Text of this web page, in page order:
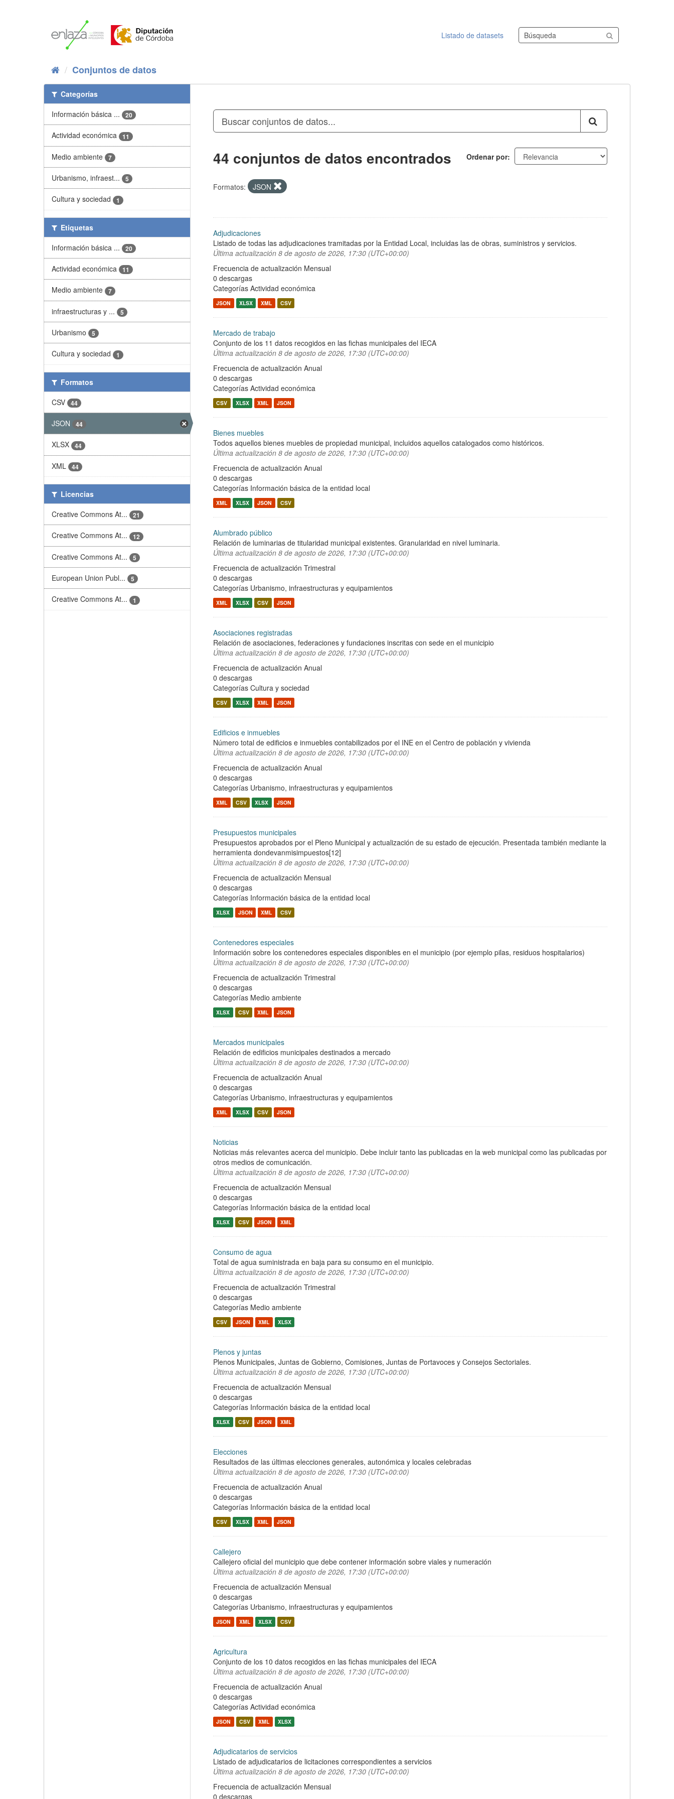
Listado de datasets
Buscar conjuntos de datos
Conjuntos de datos
Categorías
Información básica ...
20
Actividad económica 11
Medio ambiente 7
Urbanismo, infraest... 5
Cultura y sociedad 1
Etiquetas
Información básica ...
20
Actividad económica 11
Medio ambiente 7
infraestructuras y ... 5
Urbanismo 5
Cultura y sociedad 1
Formatos
CSV
44
JSON 44
XLSX 44
XML 44
Licencias
Creative Commons At...
21
Creative Commons At... 12
Creative Commons At... 5
European Union Publ... 5
Creative Commons At... 1
Ordenar por
44 conjuntos de datos encontrados
Formatos: JSON
Adjudicaciones
Listado de todas las adjudicaciones tramitadas por la Entidad Local, incluidas las de obras, suministros y servicios.
Última actualización 8 de agosto de 2026, 17:30 (UTC+00:00)
Frecuencia de actualización Mensual
0 descargas
Categorías Actividad económica
JSON XLSX XML CSV
Mercado de trabajo
Conjunto de los 11 datos recogidos en las fichas municipales del IECA
Última actualización 8 de agosto de 2026, 17:30 (UTC+00:00)
Frecuencia de actualización Anual
0 descargas
Categorías Actividad económica
CSV XLSX XML JSON
Bienes muebles
Todos aquellos bienes muebles de propiedad municipal, incluidos aquellos catalogados como históricos.
Última actualización 8 de agosto de 2026, 17:30 (UTC+00:00)
Frecuencia de actualización Anual
0 descargas
Categorías Información básica de la entidad local
XML XLSX JSON CSV
Alumbrado público
Relación de luminarias de titularidad municipal existentes. Granularidad en nivel luminaria.
Última actualización 8 de agosto de 2026, 17:30 (UTC+00:00)
Frecuencia de actualización Trimestral
0 descargas
Categorías Urbanismo, infraestructuras y equipamientos
XML XLSX CSV JSON
Asociaciones registradas
Relación de asociaciones, federaciones y fundaciones inscritas con sede en el municipio
Última actualización 8 de agosto de 2026, 17:30 (UTC+00:00)
Frecuencia de actualización Anual
0 descargas
Categorías Cultura y sociedad
CSV XLSX XML JSON
Edificios e inmuebles
Número total de edificios e inmuebles contabilizados por el INE en el Centro de población y vivienda
Última actualización 8 de agosto de 2026, 17:30 (UTC+00:00)
Frecuencia de actualización Anual
0 descargas
Categorías Urbanismo, infraestructuras y equipamientos
XML CSV XLSX JSON
Presupuestos municipales
Presupuestos aprobados por el Pleno Municipal y actualización de su estado de ejecución. Presentada también mediante la
herramienta dondevanmisimpuestos[12]
Última actualización 8 de agosto de 2026, 17:30 (UTC+00:00)
Frecuencia de actualización Mensual
0 descargas
Categorías Información básica de la entidad local
XLSX JSON XML CSV
Contenedores especiales
Información sobre los contenedores especiales disponibles en el municipio (por ejemplo pilas, residuos hospitalarios)
Última actualización 8 de agosto de 2026, 17:30 (UTC+00:00)
Frecuencia de actualización Trimestral
0 descargas
Categorías Medio ambiente
XLSX CSV XML JSON
Mercados municipales
Relación de edificios municipales destinados a mercado
Última actualización 8 de agosto de 2026, 17:30 (UTC+00:00)
Frecuencia de actualización Anual
0 descargas
Categorías Urbanismo, infraestructuras y equipamientos
XML XLSX CSV JSON
Noticias
Noticias más relevantes acerca del municipio. Debe incluir tanto las publicadas en la web municipal como las publicadas por
otros medios de comunicación.
Última actualización 8 de agosto de 2026, 17:30 (UTC+00:00)
Frecuencia de actualización Mensual
0 descargas
Categorías Información básica de la entidad local
XLSX CSV JSON XML
Consumo de agua
Total de agua suministrada en baja para su consumo en el municipio.
Última actualización 8 de agosto de 2026, 17:30 (UTC+00:00)
Frecuencia de actualización Trimestral
0 descargas
Categorías Medio ambiente
CSV JSON XML XLSX
Plenos y juntas
Plenos Municipales, Juntas de Gobierno, Comisiones, Juntas de Portavoces y Consejos Sectoriales.
Última actualización 8 de agosto de 2026, 17:30 (UTC+00:00)
Frecuencia de actualización Mensual
0 descargas
Categorías Información básica de la entidad local
XLSX CSV JSON XML
Elecciones
Resultados de las últimas elecciones generales, autonómica y locales celebradas
Última actualización 8 de agosto de 2026, 17:30 (UTC+00:00)
Frecuencia de actualización Anual
0 descargas
Categorías Información básica de la entidad local
CSV XLSX XML JSON
Callejero
Callejero oficial del municipio que debe contener información sobre viales y numeración
Última actualización 8 de agosto de 2026, 17:30 (UTC+00:00)
Frecuencia de actualización Mensual
0 descargas
Categorías Urbanismo, infraestructuras y equipamientos
JSON XML XLSX CSV
Agricultura
Conjunto de los 10 datos recogidos en las fichas municipales del IECA
Última actualización 8 de agosto de 2026, 17:30 (UTC+00:00)
Frecuencia de actualización Anual
0 descargas
Categorías Actividad económica
JSON CSV XML XLSX
Adjudicatarios de servicios
Listado de adjudicatarios de licitaciones correspondientes a servicios
Última actualización 8 de agosto de 2026, 17:30 (UTC+00:00)
Frecuencia de actualización Mensual
0 descargas